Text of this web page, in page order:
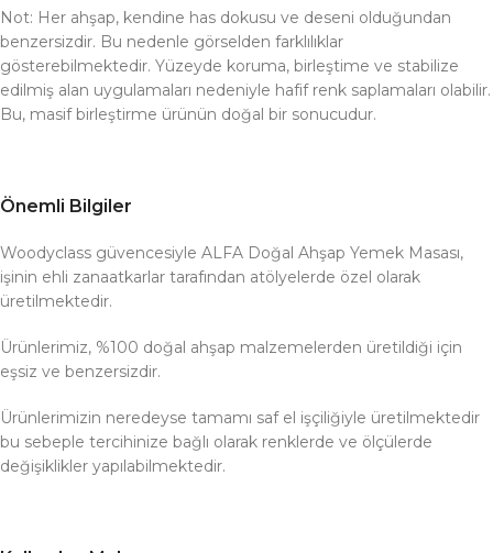
Not: Her ahşap, kendine has dokusu ve deseni olduğundan
benzersizdir. Bu nedenle görselden farklılıklar
gösterebilmektedir. Yüzeyde koruma, birleştime ve stabilize
edilmiş alan uygulamaları nedeniyle hafif renk saplamaları olabilir.
Bu, masif birleştirme ürünün doğal bir sonucudur.
Önemli Bilgiler
Woodyclass güvencesiyle ALFA Doğal Ahşap Yemek Masası,
işinin ehli zanaatkarlar tarafından atölyelerde özel olarak
üretilmektedir.
Ürünlerimiz, %100 doğal ahşap malzemelerden üretildiği için
eşsiz ve benzersizdir.
Ürünlerimizin neredeyse tamamı saf el işçiliğiyle üretilmektedir
bu sebeple tercihinize bağlı olarak renklerde ve ölçülerde
değişiklikler yapılabilmektedir.